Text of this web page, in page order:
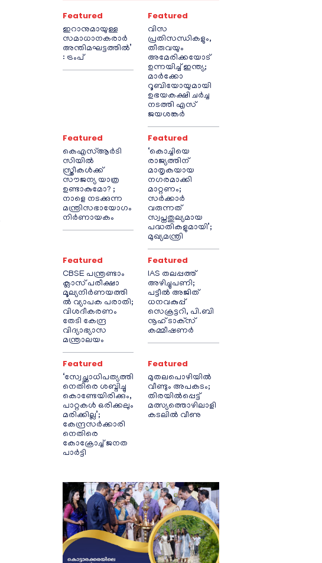
Featured
ഇറാനുമായുള്ള
സമാധാനകരാർ
അന്തിമഘട്ടത്തിൽ‌’
: ട്രംപ്
Featured
വിസ
പ്രതിസന്ധികളും,
തീരുവയും
അമേരിക്കയോട്
ഉന്നയിച്ച് ഇന്ത്യ;
മാർക്കോ
റൂബിയോയുമായി
ഉഭയകക്ഷി ചർച്ച
നടത്തി എസ്
ജയശങ്കർ
Featured
കെഎസ്ആർടി
സിയിൽ
സ്ത്രീകൾക്ക്
സൗജന്യ യാത്ര
ഉണ്ടാകുമോ? ;
നാളെ നടക്കുന്ന
മന്ത്രിസഭായോഗം
നിർണായകം
Featured
‘കൊച്ചിയെ
രാജ്യത്തിന്
മാതൃകയായ
നഗരമാക്കി
മാറ്റണം;
സർക്കാർ
വരുന്നത്
സ്വപ്നതുല്യമായ
പദ്ധതികളുമായി’;
മുഖ്യമന്ത്രി
Featured
CBSE പന്ത്രണ്ടാം
ക്ലാസ് പരീക്ഷാ
മൂല്യനിർണയത്തി
ൽ വ്യാപക പരാതി;
വിശദീകരണം
തേടി കേന്ദ്ര
വിദ്യാഭ്യാസ
മന്ത്രാലയം
Featured
IAS തലപ്പത്ത്
അഴിച്ചുപണി;
പട്ടീല്‍ അജിത്
ധനവകുപ്പ്
സെക്രട്ടറി, പി.ബി
നൂഹ് ടാക്‌സ്
കമ്മീഷണര്‍
Featured
‘സ്വേച്ഛാധിപത്യത്തി
നെതിരെ ശബ്ദിച്ചു
കൊണ്ടേയിരിക്കും,
പാറ്റകൾ ഒരിക്കലും
മരിക്കില്ല’;
കേന്ദ്രസർക്കാരി
നെതിരെ
കോക്രോച്ച് ജനത
പാർട്ടി
Featured
മുതലപൊഴിയിൽ
വീണ്ടും അപകടം;
തിരയിൽപ്പെട്ട്
മത്സ്യത്തൊഴിലാളി
കടലിൽ വീണു